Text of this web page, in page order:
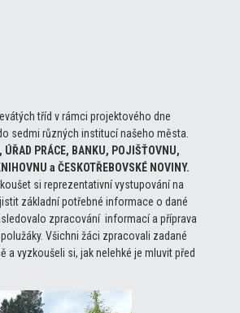
tříd v rámci projektového dne
sedmi různých institucí našeho města.
ÚŘAD PRÁCE, BANKU, POJIŠŤOVNU,
a ČESKOTŘEBOVSKÉ NOVINY.
si reprezentativní vystupování na
základní potřebné informace o dané
zpracování informací a příprava
Všichni žáci zpracovali zadané
a vyzkoušeli si, jak nelehké je mluvit před